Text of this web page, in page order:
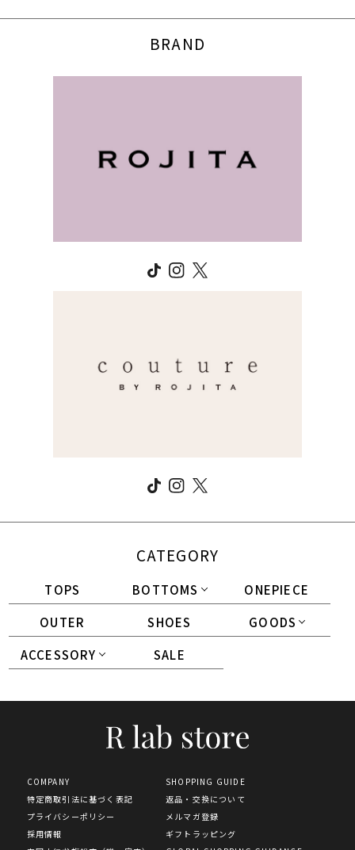
BRAND
CATEGORY
TOPS BOTTOMS
ONEPIECE
OUTER
SHOES
GOODS
ACCESSORY
SALE
COMPANY
SHOPPING GUIDE
特定商取引法に基づく表記
返品・交換について
プライバシーポリシー
メルマガ登録
採用情報
ギフトラッピング